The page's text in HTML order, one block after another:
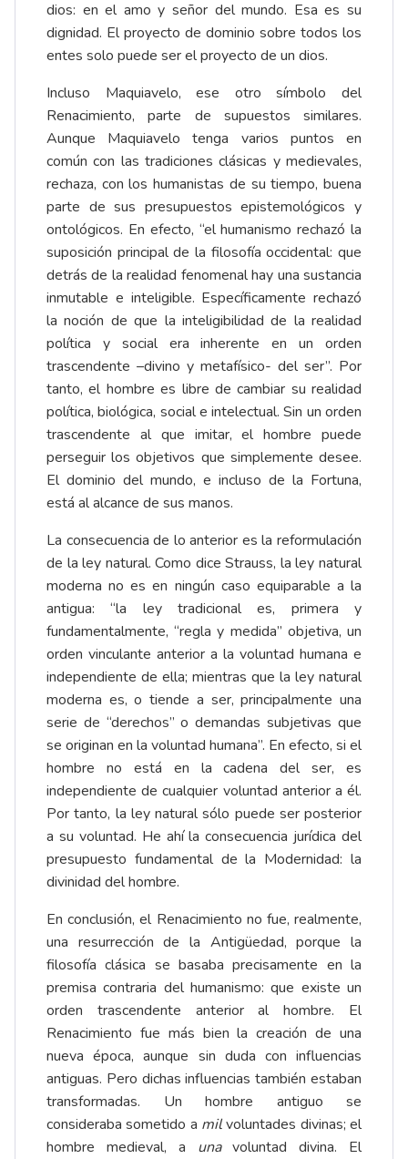
dios: en el amo y señor del mundo. Esa es su
dignidad. El proyecto de dominio sobre todos los
entes solo puede ser el proyecto de un dios.
Incluso Maquiavelo, ese otro símbolo del
Renacimiento, parte de supuestos similares.
Aunque Maquiavelo tenga varios puntos en
común con las tradiciones clásicas y medievales,
rechaza, con los humanistas de su tiempo, buena
parte de sus presupuestos epistemológicos y
ontológicos. En efecto, “el humanismo rechazó la
suposición principal de la filosofía occidental: que
detrás de la realidad fenomenal hay una sustancia
inmutable e inteligible. Específicamente rechazó
la noción de que la inteligibilidad de la realidad
política y social era inherente en un orden
trascendente –divino y metafísico- del ser”. Por
tanto, el hombre es libre de cambiar su realidad
política, biológica, social e intelectual. Sin un orden
trascendente al que imitar, el hombre puede
perseguir los objetivos que simplemente desee.
El dominio del mundo, e incluso de la Fortuna,
está al alcance de sus manos.
La consecuencia de lo anterior es la reformulación
de la ley natural. Como dice Strauss, la ley natural
moderna no es en ningún caso equiparable a la
antigua: “la ley tradicional es, primera y
fundamentalmente, “regla y medida” objetiva, un
orden vinculante anterior a la voluntad humana e
independiente de ella; mientras que la ley natural
moderna es, o tiende a ser, principalmente una
serie de “derechos” o demandas subjetivas que
se originan en la voluntad humana”. En efecto, si el
hombre no está en la cadena del ser, es
independiente de cualquier voluntad anterior a él.
Por tanto, la ley natural sólo puede ser posterior
a su voluntad. He ahí la consecuencia jurídica del
presupuesto fundamental de la Modernidad: la
divinidad del hombre.
En conclusión, el Renacimiento no fue, realmente,
una resurrección de la Antigüedad, porque la
filosofía clásica se basaba precisamente en la
premisa contraria del humanismo: que existe un
orden trascendente anterior al hombre. El
Renacimiento fue más bien la creación de una
nueva época, aunque sin duda con influencias
antiguas. Pero dichas influencias también estaban
transformadas. Un hombre antiguo se
consideraba sometido a milvoluntades divinas; el
hombre medieval, a unavoluntad divina. El